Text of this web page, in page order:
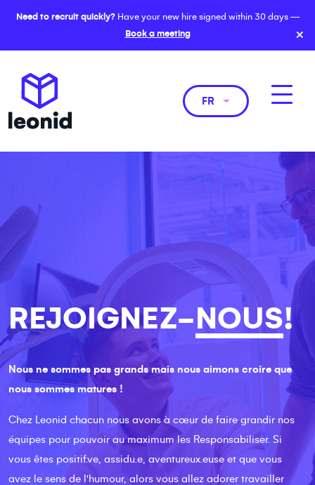
Need to recruit quickly?Have your new hire signed within 30 days —
Book a meeting
×
FR
REJOIGNEZ-NOUS!
Nous ne sommes pas grands mais nous aimons croire que
nous sommes matures !
Chez Leonid chacun nous avons à cœur de faire grandir nos
équipes pour pouvoir au maximum les Responsabiliser. Si
vous êtes positif.ve, assidu.e, aventureux.euse et que vous
avez le sens de l'humour, alors vous allez adorer travailler